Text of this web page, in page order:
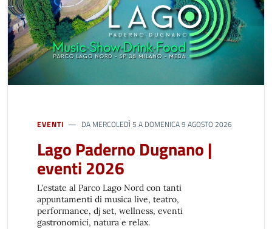
EVENTI DA MERCOLEDÌ 5 A DOMENICA 9 AGOSTO 2026
Lago Paderno Dugnano |
eventi 2026
L'estate al Parco Lago Nord con tanti
appuntamenti di musica live, teatro,
performance, dj set, wellness, eventi
gastronomici, natura e relax.